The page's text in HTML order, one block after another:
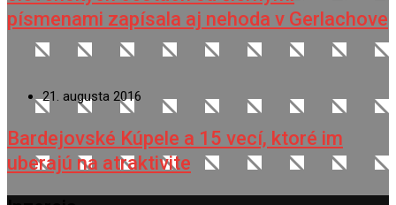
písmenami zapísala aj nehoda v Gerlachove
21. augusta 2016
Bardejovské Kúpele a 15 vecí, ktoré im
uberajú na atraktivite